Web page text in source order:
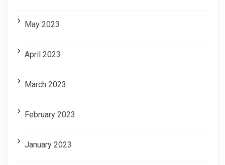
May 2023
April 2023
March 2023
February 2023
January 2023